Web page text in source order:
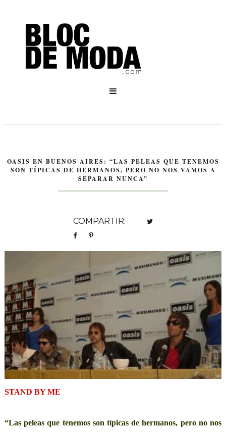

OASIS EN BUENOS AIRES: “LAS PELEAS QUE TENEMOS
SON TÍPICAS DE HERMANOS, PERO NO NOS VAMOS A
SEPARAR NUNCA”
COMPARTIR:
STAND BY ME
“Las peleas que tenemos son típicas de hermanos, pero no nos